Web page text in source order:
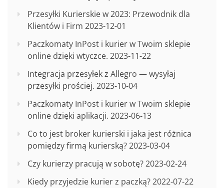
Przesyłki Kurierskie w 2023: Przewodnik dla
Klientów i Firm 2023-12-01
Paczkomaty InPost i kurier w Twoim sklepie
online dzięki wtyczce. 2023-11-22
Integracja przesyłek z Allegro — wysyłaj
przesyłki prościej. 2023-10-04
Paczkomaty InPost i kurier w Twoim sklepie
online dzięki aplikacji. 2023-06-13
Co to jest broker kurierski i jaka jest różnica
pomiędzy firmą kurierską?2023-03-04
Czy kurierzy pracują w sobotę?2023-02-24
Kiedy przyjedzie kurier z paczką?2022-07-22